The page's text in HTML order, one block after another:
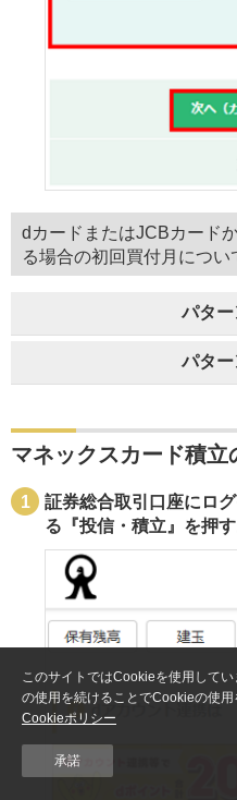
dカードまたはJCBカード
る場合の初回買付月につい
パタ
パタ
マネックスカード積
証券総合取引口座にロ
る『投信・積立』を押す
このサイトではCookieを使用して
の使用を続けることでCookieの使用
Cookieポリシー
承諾